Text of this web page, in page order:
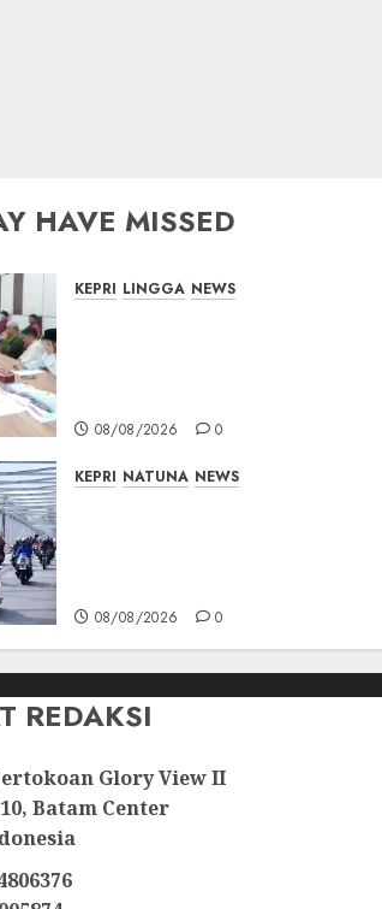
HAVE MISSED
KEPRI LINGGA NEWS
08/08/2026 0
KEPRI NATUNA NEWS
08/08/2026 0
REDAKSI
Glory View II
Batam Center